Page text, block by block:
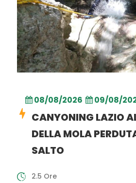
08/08/2026 09/08/
CANYONING LAZIO
DELLA MOLA
SALTO
2.5 Ore